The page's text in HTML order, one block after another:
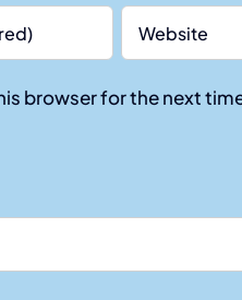
browser for the next